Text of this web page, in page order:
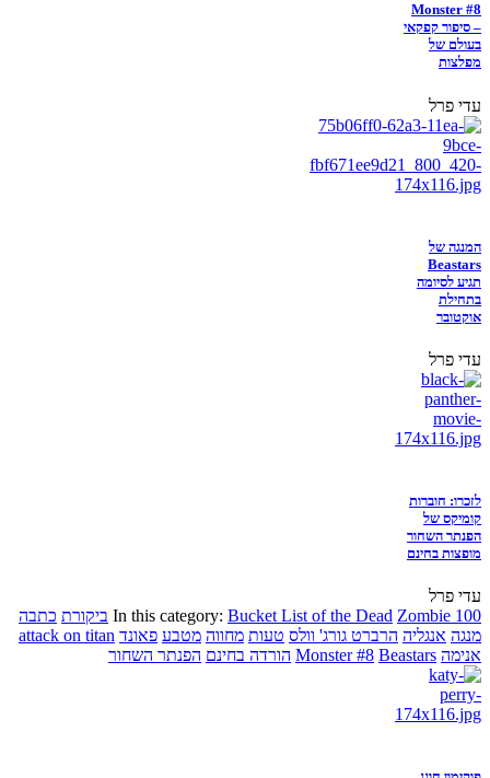
Monster #8
– סיפור קפקאי
בעולם של
מפלצות
עדי פרל
המנגה של
Beastars
תגיע לסיומה
בתחילת
אוקטובר
עדי פרל
לזכרו: חוברות
קומיקס של
הפנתר השחור
מופצות בחינם
עדי פרל
In this category: Bucket List of the Dead Zombie 100 ביקורת כתבה
מנגה אנגליה הרברט גורג' וולס טעות מחווה מטבע פאונד attack on titan
אנימה
Monster #8 Beastars הורדה בחינם הפנתר השחור